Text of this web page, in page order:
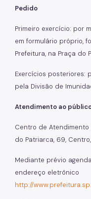
ISS (Construção
ITBI (Transmissão
Nota Fiscal
Operações de
Outros Serviços e
Regularidade das
SAV - Protocolo
Pedido
Primeiro exercício: por
em formulário próprio,
Prefeitura, na Praça do
Exercícios posteriores:
pela Divisão de
Atendimento ao
Centro de Atendimento
do Patriarca, 69, Centro,
Mediante prévio
endereço eletrônico
http://